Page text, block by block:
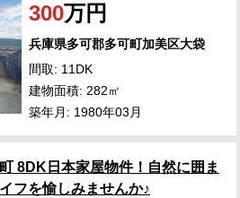
300万円
兵庫県多可郡多可町加美区大袋
間取: 11DK
建物面積: 282㎡
築年月: 1980年03月
8DK日本家屋物件！自然に囲ま
フを愉しみませんか♪